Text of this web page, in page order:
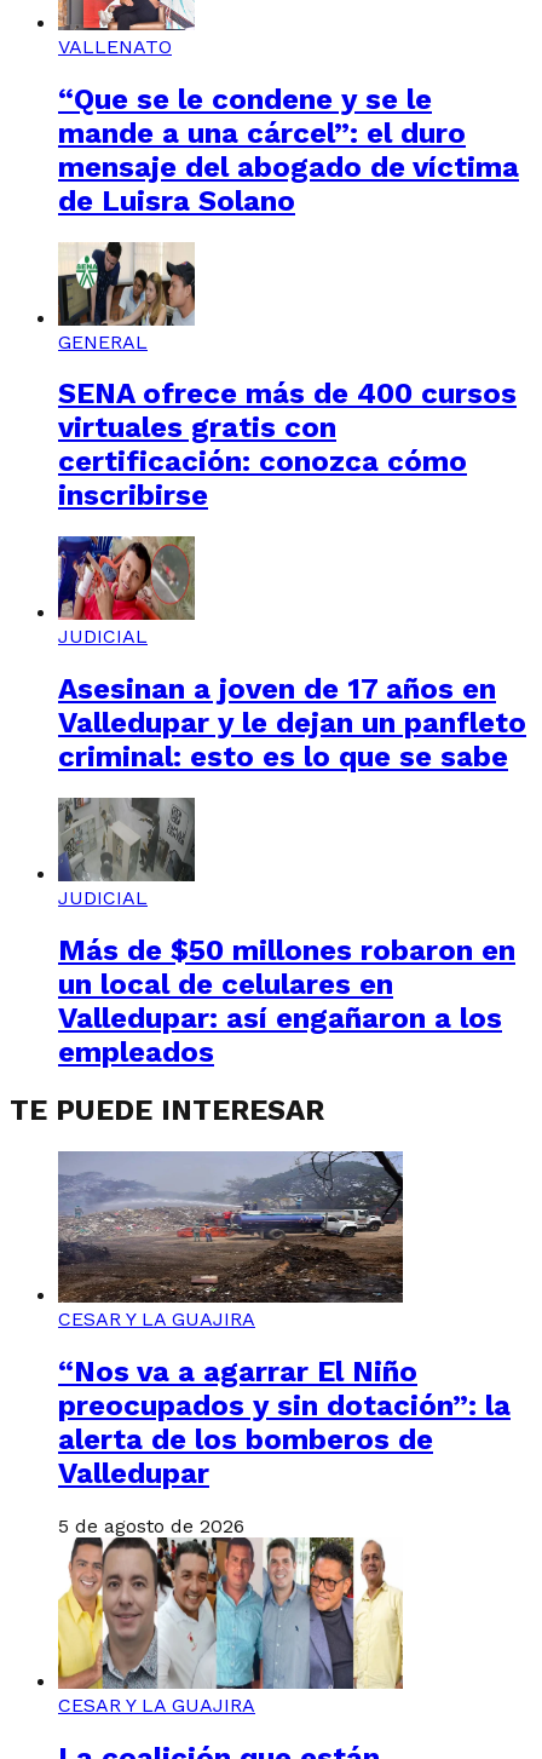
VALLENATO
“Que se le condene y se le
mande a una cárcel”: el duro
mensaje del abogado de víctima
de Luisra Solano
GENERAL
SENA ofrece más de 400 cursos
virtuales gratis con
certificación: conozca cómo
inscribirse
JUDICIAL
Asesinan a joven de 17 años en
Valledupar y le dejan un panfleto
criminal: esto es lo que se sabe
JUDICIAL
Más de $50 millones robaron en
un local de celulares en
Valledupar: así engañaron a los
empleados
TE PUEDE INTERESAR
CESAR Y LA GUAJIRA
“Nos va a agarrar El Niño
preocupados y sin dotación”: la
alerta de los bomberos de
Valledupar
5 de agosto de 2026
CESAR Y LA GUAJIRA